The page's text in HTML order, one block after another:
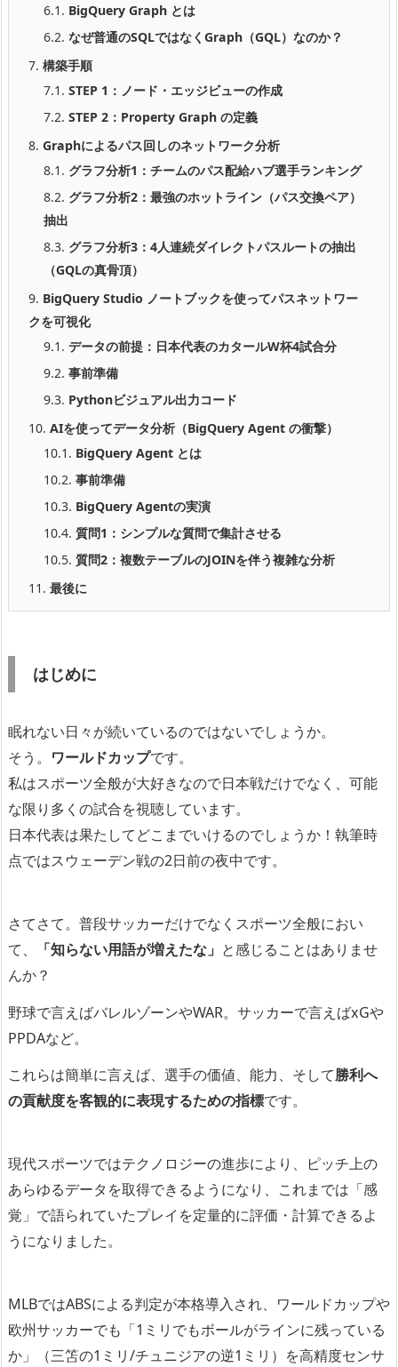
6.1. BigQuery Graph とは
6.2. なぜ普通のSQLではなくGraph（GQL）なのか？
7. 構築手順
7.1. STEP 1：ノード・エッジビューの作成
7.2. STEP 2：Property Graph の定義
8. Graphによるパス回しのネットワーク分析
8.1. グラフ分析1：チームのパス配給ハブ選手ランキング
8.2. グラフ分析2：最強のホットライン（パス交換ペア）
抽出
8.3. グラフ分析3：4人連続ダイレクトパスルートの抽出
（GQLの真骨頂）
9. BigQuery Studio ノートブックを使ってパスネットワー
クを可視化
9.1. データの前提：日本代表のカタールW杯4試合分
9.2. 事前準備
9.3. Pythonビジュアル出力コード
10. AIを使ってデータ分析（BigQuery Agent の衝撃）
10.1. BigQuery Agent とは
10.2. 事前準備
10.3. BigQuery Agentの実演
10.4. 質問1：シンプルな質問で集計させる
10.5. 質問2：複数テーブルのJOINを伴う複雑な分析
11. 最後に
はじめに
眠れない日々が続いているのではないでしょうか。
そう。 ワールドカップです。
私はスポーツ全般が大好きなので日本戦だけでなく、可能
な限り多くの試合を視聴しています。
日本代表は果たしてどこまでいけるのでしょうか！執筆時
点ではスウェーデン戦の2日前の夜中です。
さてさて。普段サッカーだけでなくスポーツ全般におい
て、
「知らない用語が増えたな」 と感じることはありませ
んか？
野球で言えばバレルゾーンやWAR。サッカーで言えばxGや
PPDAなど。
これらは簡単に言えば、選手の価値、能力、そして勝利へ
の貢献度を客観的に表現するための指標です。
現代スポーツではテクノロジーの進歩により、ピッチ上の
あらゆるデータを取得できるようになり、これまでは「感
覚」で語られていたプレイを定量的に評価・計算できるよ
うになりました。
MLBではABSによる判定が本格導入され、ワールドカップや
欧州サッカーでも「1ミリでもボールがラインに残っている
か」（三笘の1ミリ/チュニジアの逆1ミリ）を高精度センサ